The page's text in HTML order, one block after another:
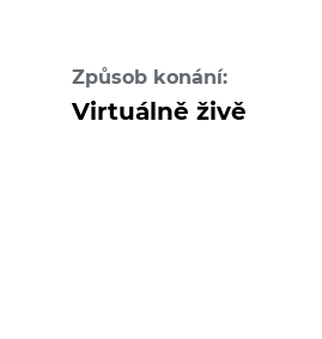
Způsob konání:
Virtuálně živě